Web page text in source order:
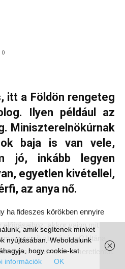
0
itt a Földön rengeteg
Ilyen például az
Miniszterelnökúrnak
baja is van vele,
jó, inkább legyen
egyetlen kivétellel,
az anya nő.
ha fideszes körökben ennyire
előírásaihoz, akkor vajon mit
sikoltozásával? Utána
félelme az ismeretlentől.
amik segítenek minket
nyújtásában. Weboldalunk
hogy cookie-kat
információk OK